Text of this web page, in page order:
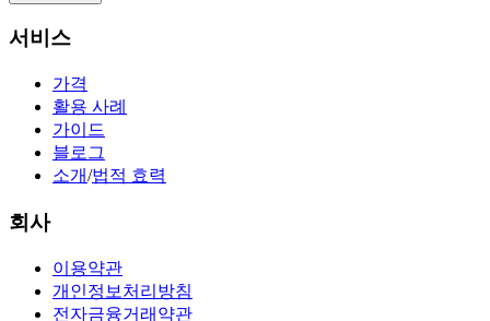
서비스
가격
활용 사례
가이드
블로그
소개/법적 효력
회사
이용약관
개인정보처리방침
전자금융거래약관